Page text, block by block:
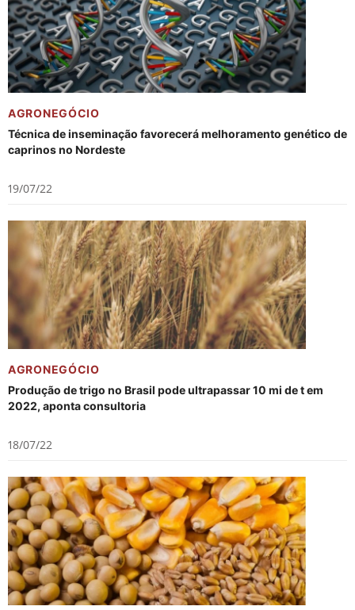
AGRONEGÓCIO
Técnica de inseminação favorecerá melhoramento genético de
caprinos no Nordeste
19/07/22
AGRONEGÓCIO
Produção de trigo no Brasil pode ultrapassar 10 mi de t em
2022, aponta consultoria
18/07/22